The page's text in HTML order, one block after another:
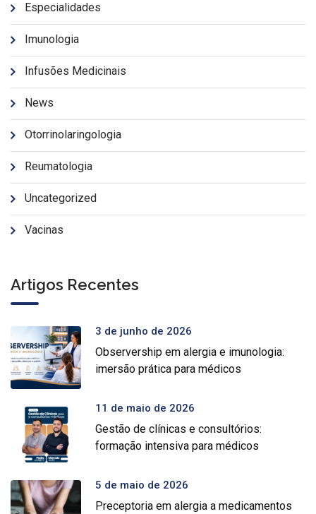
Especialidades
Imunologia
Infusões Medicinais
News
Otorrinolaringologia
Reumatologia
Uncategorized
Vacinas
Artigos Recentes
3 de junho de 2026
Observership em alergia e imunologia:
imersão prática para médicos
11 de maio de 2026
Gestão de clínicas e consultórios:
formação intensiva para médicos
5 de maio de 2026
Preceptoria em alergia a medicamentos